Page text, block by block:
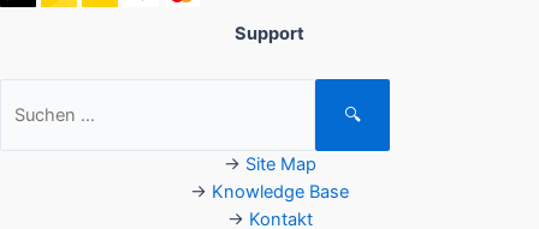
Support
nach:
🔍
→ Site Map
→ Knowledge Base
→ Kontakt